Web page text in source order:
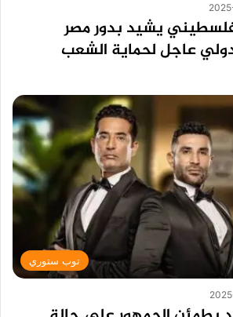
يشيد بدور مصر
عاجل لحماية الشعب
توب ستوري